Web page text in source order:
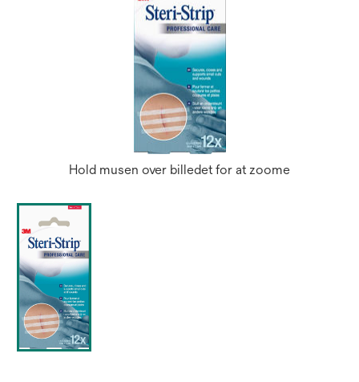
Hold musen over billedet for at zoome